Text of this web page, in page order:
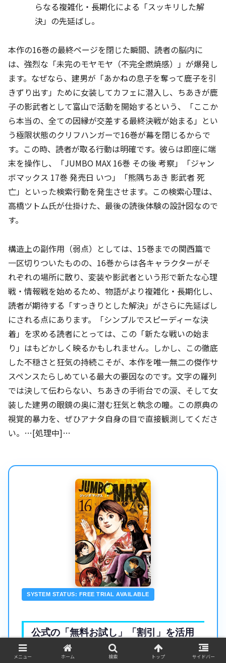
らなる複雑化・長期化による「スッキリした解
決」の先延ばし。
本作の16巻の最終ページを閉じた瞬間、読者の脳内に
は、強烈な「未完のモヤモヤ（不完全燃焼感）」が爆発し
ます。なぜなら、建男が「あかねの息子を奪って鹿子を引
きずり出す」ために女装してカフェに潜入し、ちあきが鹿
子の影武者として富山で活動を開始するという、「ここか
ら本当の、全ての因縁が交差する最終決戦が始まる」とい
う極限状態のクリフハンガーで16巻が幕を閉じるからで
す。この時、読者が取る行動は明確です。彼らは即座に端
末を操作し、「JUMBO MAX 16巻 その後 考察」「ジャン
ボマックス 17巻 発売日 いつ」「熊隅ちあき 影武者 死
亡」といった検索行動を発生させます。この検索心理は、
高橋ツトム氏が仕掛けた、最後の読後体験の設計図なので
す。
構造上の副作用（弱点）としては、15巻までの関西篇で
一区切りついたものの、16巻からは各キャラクターがそ
れぞれの場所に散り、変装や影武者という形で新たな心理
戦・情報戦を始めるため、物語がより複雑化・長期化し、
読者が期待する「すっきりとした解決」がさらに先延ばし
にされる点にあります。「シンプルでスピーディーな決
着」を求める読者にとっては、この「新たな戦いの始ま
り」はもどかしく映るかもしれません。しかし、この徹底
した不穏さと狂気の持続こそが、本作を唯一無二の傑作サ
スペンスたらしめている最大の要因なのです。文字の羅列
では決して伝わらない、ちあきの手術台での涙、そして女
装した建男の眼鏡の奥に潜む狂気と執念の瞳。この原典の
視覚的暴力を、ぜひアナタ自身の目で直接観測してくださ
い。…[処理中]…
SYSTEM STATUS: FREE TRIAL AVAILABLE
公式の「無料お試し」「割引」を活用
し安全に原典データを観測する
メニュー ホーム 検索 トップ サイドバー